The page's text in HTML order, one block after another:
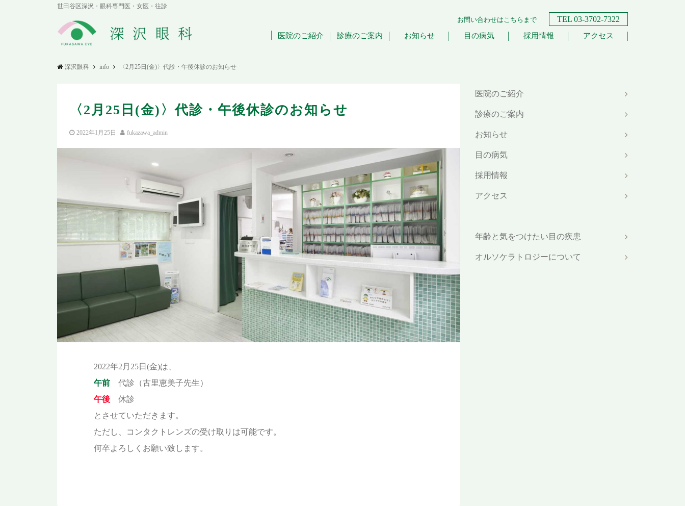
世田谷区深沢・眼科専門医・女医・往診
お問い合わせはこちらまで
TEL 03-3702-7322
医院のご紹介 診療のご案内 お知らせ 目の病気 採用情報 アクセス
深沢眼科 info 〈2月25日(金)〉代診・午後休診のお知らせ
〈2月25日(金)〉代診・午後休診のお知らせ
2022年1月25日 fukazawa_admin
2022年2月25日(金)は、
午前 代診（古里恵美子先生）
午後 休診
とさせていただきます。
ただし、コンタクトレンズの受け取りは可能です。
何卒よろしくお願い致します。
医院のご紹介
診療のご案内
お知らせ
目の病気
採用情報
アクセス
年齢と気をつけたい目の疾患
オルソケラトロジーについて